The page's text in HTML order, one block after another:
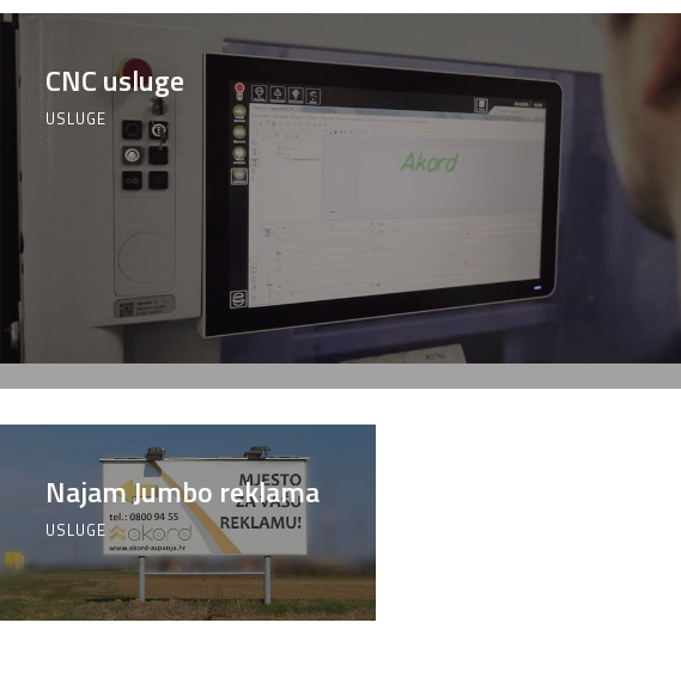
CNC usluge
USLUGE
Najam Jumbo reklama
USLUGE